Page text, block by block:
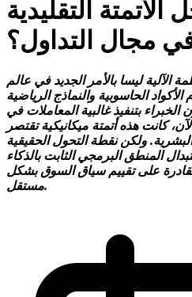
التقليدية
مجال التداول؟
الآلية ليسا بالأمر الجديد في عالم
الحاسوبية والنماذج الرياضية
بتنفيذ غالبية المعاملات في
كانت هذه أتمتة ميكانيكية تقتصر
ولكن نقطة التحول الحقيقية
المنطق البرمجي الثابت بالذكاء
على تقييم سياق السوق بشكل
مستقل.